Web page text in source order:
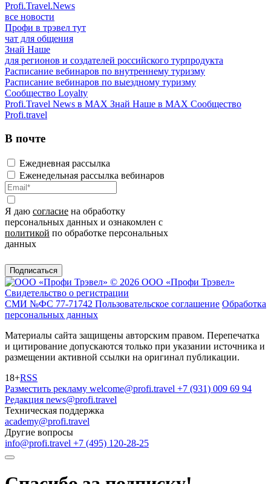
Profi.Travel.News
все новости
Профи в трэвел тут
чат для общения
Знай Наше
для регионов и создателей российского турпродукта
Расписание вебинаров по внутреннему туризму
Расписание вебинаров по выездному туризму
Сообщество Loyalty
Profi.Travel News в MAX Знай Наше в MAX Сообщество
Profi.travel
В почте
Ежедневная рассылка
Еженедельная рассылка вебинаров
Я даю согласие на обработку
персональных данных и ознакомлен с
политикой по обработке персональных
данных
Подписаться
© 2026 ООО «Профи Трэвeл»
Свидетельство о регистрации
СМИ №ФС 77-71742 Пользовательское соглашение Обработка
персональных данных
Материалы сайта защищены авторским правом. Перепечатка
и цитирование допускаются только при указании источника и
размещении активной ссылки на оригинал публикации.
18+RSS
Разместить рекламу welcome@profi.travel +7 (931) 009 69 94
Редакция news@profi.travel
Техническая поддержка
academy@profi.travel
Другие вопросы
info@profi.travel +7 (495) 120-28-25